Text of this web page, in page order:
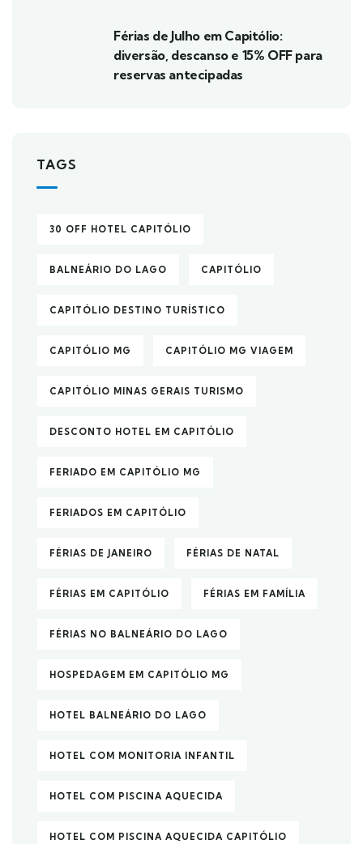
Férias de Julho em Capitólio:
diversão, descanso e 15% OFF para
reservas antecipadas
TAGS
30 OFF HOTEL CAPITÓLIO
BALNEÁRIO DO LAGO CAPITÓLIO
CAPITÓLIO DESTINO TURÍSTICO
CAPITÓLIO MG CAPITÓLIO MG VIAGEM
CAPITÓLIO MINAS GERAIS TURISMO
DESCONTO HOTEL EM CAPITÓLIO
FERIADO EM CAPITÓLIO MG
FERIADOS EM CAPITÓLIO
FÉRIAS DE JANEIRO FÉRIAS DE NATAL
FÉRIAS EM CAPITÓLIO FÉRIAS EM FAMÍLIA
FÉRIAS NO BALNEÁRIO DO LAGO
HOSPEDAGEM EM CAPITÓLIO MG
HOTEL BALNEÁRIO DO LAGO
HOTEL COM MONITORIA INFANTIL
HOTEL COM PISCINA AQUECIDA
HOTEL COM PISCINA AQUECIDA CAPITÓLIO